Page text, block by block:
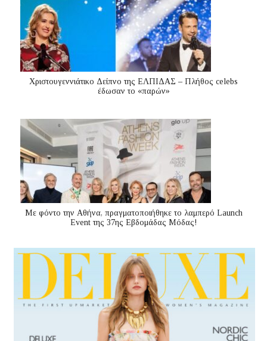
Χριστουγεννιάτικο Δείπνο της ΕΛΠΙΔΑΣ – Πλήθος celebs
έδωσαν το «παρών»
Με φόντο την Αθήνα, πραγματοποιήθηκε το λαμπερό Launch
Event της 37ης Εβδομάδας Μόδας!